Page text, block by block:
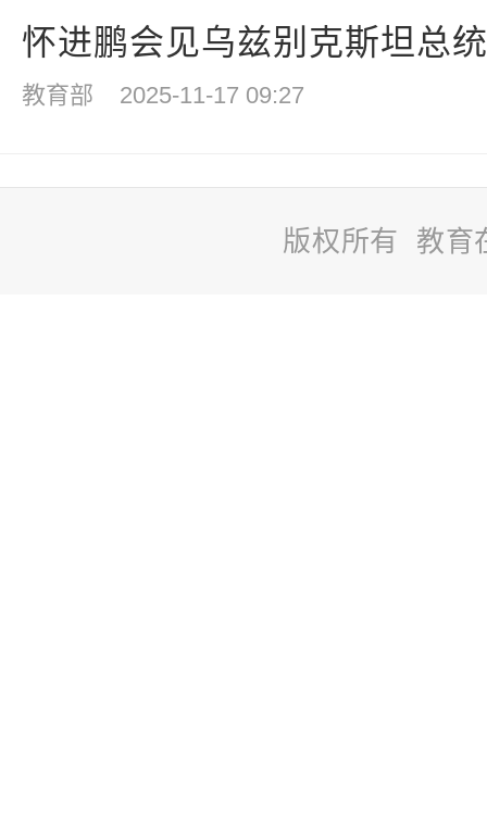
怀进鹏会见乌兹别克斯坦总
教育部 2025-11-17 09:27
版权所有 教育